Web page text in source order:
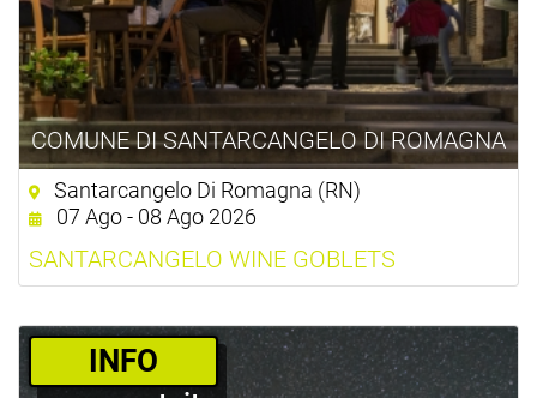
COMUNE DI SANTARCANGELO DI ROMAGNA
Santarcangelo Di Romagna (RN)
07 Ago - 08 Ago 2026
SANTARCANGELO WINE GOBLETS
­INFO